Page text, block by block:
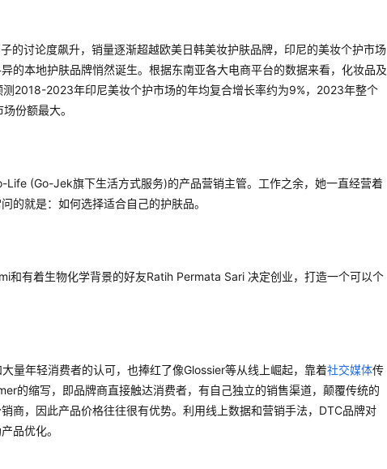
的讨论度飙升，销量逐渐超越欧美日韩美妆护肤品牌，印尼的美妆个护市场
的本地护肤品牌悄然诞生。根据东南亚各大电商平台的数据来看，化妆品及
2018-2023年印尼美妆个护市场的年均复合增长率约为9%，2023年整个
份额最大。
(Go-Jek旗下生活方式服务)的产品营销主管。工作之余，她一直经营着
的就是：如何选择适合自己的护肤品。
和有着生物化学背景的好友Ratih Permata Sari 决定创业，打造一个可以个
量年轻消费者的认可，也捧红了像Glossier等从线上崛起，靠着社交媒体传
的缩写，即品牌商直接触达消费者，有自己独立的销售渠道，颠覆传统的
商，因此产品价格往往很有优势。利用线上数据和营销手法，DTC品牌对
品优化。